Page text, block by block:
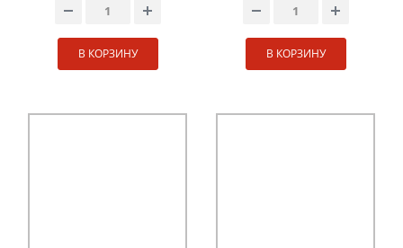
В КОРЗИНУ В КОРЗИНУ